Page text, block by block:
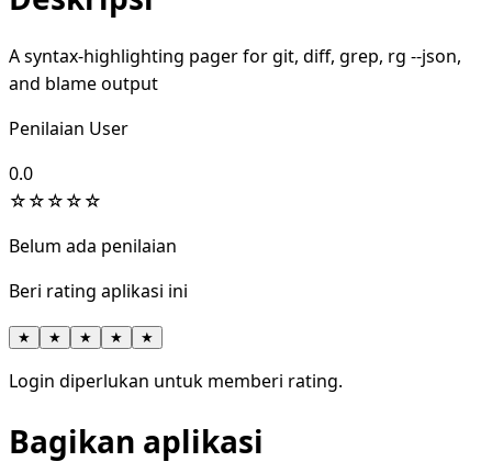
A syntax-highlighting pager for git, diff, grep, rg --json,
and blame output
Penilaian User
0.0
☆☆☆☆☆
Belum ada penilaian
Beri rating aplikasi ini
★ ★ ★ ★ ★
Login diperlukan untuk memberi rating.
Bagikan aplikasi